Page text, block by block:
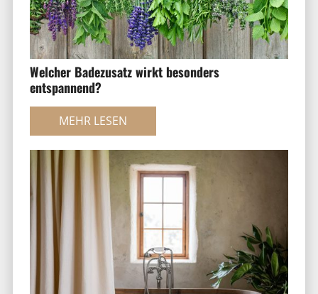
Welcher Badezusatz wirkt besonders
entspannend?
MEHR LESEN